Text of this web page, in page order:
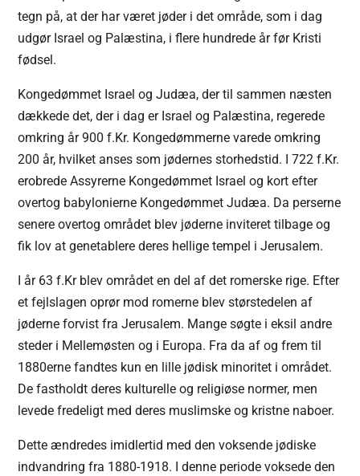
tegn på, at der har været jøder i det område, som i dag
udgør Israel og Palæstina, i flere hundrede år før Kristi
fødsel.
Kongedømmet Israel og Judæa, der til sammen næsten
dækkede det, der i dag er Israel og Palæstina, regerede
omkring år 900 f.Kr. Kongedømmerne varede omkring
200 år, hvilket anses som jødernes storhedstid. I 722 f.Kr.
erobrede Assyrerne Kongedømmet Israel og kort efter
overtog babylonierne Kongedømmet Judæa. Da perserne
senere overtog området blev jøderne inviteret tilbage og
fik lov at genetablere deres hellige tempel i Jerusalem.
I år 63 f.Kr blev området en del af det romerske rige. Efter
et fejlslagen oprør mod romerne blev størstedelen af
jøderne forvist fra Jerusalem. Mange søgte i eksil andre
steder i Mellemøsten og i Europa. Fra da af og frem til
1880erne fandtes kun en lille jødisk minoritet i området.
De fastholdt deres kulturelle og religiøse normer, men
levede fredeligt med deres muslimske og kristne naboer.
Dette ændredes imidlertid med den voksende jødiske
indvandring fra 1880-1918. I denne periode voksede den